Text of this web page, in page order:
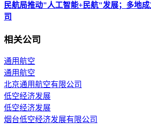
民航局推动"人工智能+民航"发展；多地
司
相关公司
通用航空
通用航空
北京通用航空有限公司
低空经济发展
低空经济发展
烟台低空经济发展有限公司